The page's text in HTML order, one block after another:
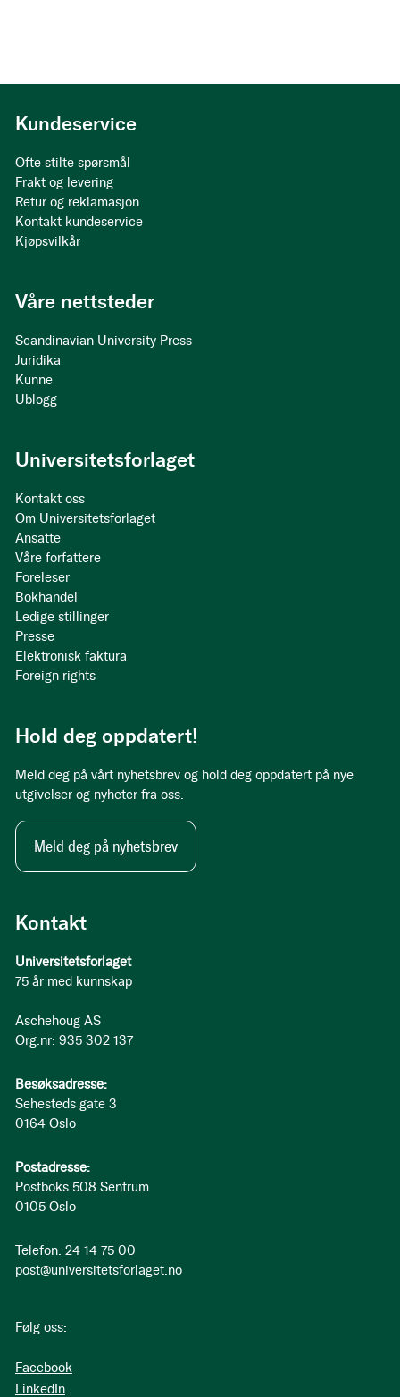
Kontakt
Universitetsforlaget
75 år med kunnskap
Aschehoug AS
Org.nr: 935 302 137
Besøksadresse:
Sehesteds gate 3
0164 Oslo
Postadresse:
Postboks 508 Sentrum
0105 Oslo
Telefon: 24 14 75 00
post@universitetsforlaget.no
Følg oss:
Facebook
LinkedIn
Kundeservice
Ofte stilte spørsmål
Frakt og levering
Retur og reklamasjon
Kontakt kundeservice
Kjøpsvilkår
Våre nettsteder
Scandinavian University Press
Juridika
Kunne
Ublogg
Universitetsforlaget
Kontakt oss
Om Universitetsforlaget
Ansatte
Våre forfattere
Foreleser
Bokhandel
Ledige stillinger
Presse
Elektronisk faktura
Foreign rights
Hold deg oppdatert!
Meld deg på vårt nyhetsbrev og hold deg oppdatert på nye
utgivelser og nyheter fra oss.
Meld deg på nyhetsbrev